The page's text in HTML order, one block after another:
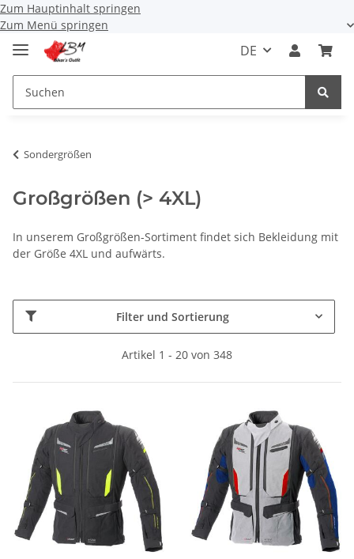
Zum Hauptinhalt springen
Zum Menü springen
DE
Sondergrößen
Großgrößen (> 4XL)
In unserem Großgrößen-Sortiment findet sich Bekleidung mit
der Größe 4XL und aufwärts.
Filter und Sortierung
Artikel 1 - 20 von 348